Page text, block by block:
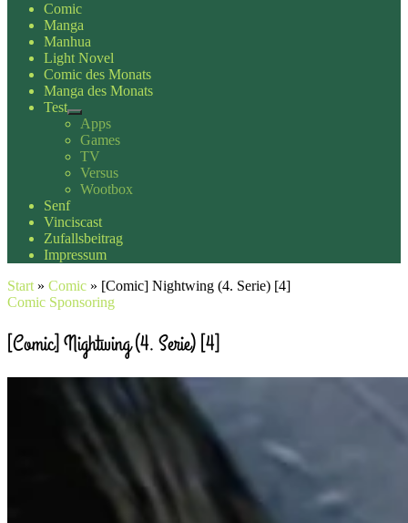
Comic
Manga
Manhua
Light Novel
Comic des Monats
Manga des Monats
Test
Apps
Games
TV
Versus
Wootbox
Senf
Vinciscast
Zufallsbeitrag
Impressum
Start » Comic » [Comic] Nightwing (4. Serie) [4]
Comic Sponsoring
[Comic] Nightwing (4. Serie) [4]